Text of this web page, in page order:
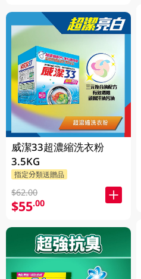
威潔33超濃縮洗衣粉
3.5KG
指定分類送贈品
$62.00
$55.00